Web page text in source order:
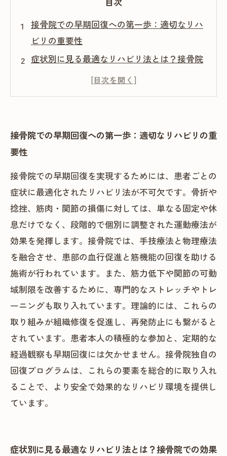
接骨院での早期回復への第一歩：適切なリハ
ビリの重要性
症状別に見る最適なリハビリ法とは？接骨院
での効果的なアプローチ
骨折や捻挫からの回復ストーリー：接骨院が
景と実践ポイント
復の秘訣
患者一人ひとりに合わせたリハビリ法で実現
する最短回復プラン
接骨院でのリハビリ成功体験：明日から始め
る回復への道
接骨院での早期回復への第一歩：適切なリハビリの重
要性
接骨院での早期回復を実現するためには、患者ごとの
症状に最適化されたリハビリ法が不可欠です。骨折や
捻挫、筋肉・関節の損傷に対しては、単なる固定や休
息だけでなく、段階的で個別に調整された運動療法が
効果を発揮します。接骨院では、手技療法と物理療法
を融合させ、患部の血行促進と筋機能の回復を助ける
施術が行われています。また、筋力低下や関節の可動
域制限を改善するために、専門的なストレッチやトレ
ーニングも取り入れています。理論的には、これらの
取り組みが組織修復を促進し、再発防止にも繋がると
されています。患者本人の積極的な参加と、定期的な
経過観察も早期回復には欠かせません。接骨院独自の
回復プログラムは、これらの要素を総合的に取り入れ
ることで、より安全で効果的なリハビリ環境を提供し
ています。
症状別に見る最適なリハビリ法とは？接骨院での効果